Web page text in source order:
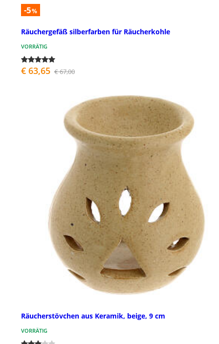
-5%
Räuchergefäß silberfarben für Räucherkohle
VORRÄTIG
€ 63,65 € 67,00
Räucherstövchen aus Keramik, beige, 9 cm
VORRÄTIG